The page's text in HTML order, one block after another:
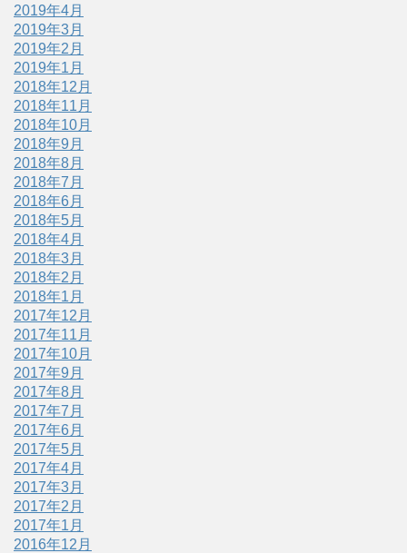
2019年4月
2019年3月
2019年2月
2019年1月
2018年12月
2018年11月
2018年10月
2018年9月
2018年8月
2018年7月
2018年6月
2018年5月
2018年4月
2018年3月
2018年2月
2018年1月
2017年12月
2017年11月
2017年10月
2017年9月
2017年8月
2017年7月
2017年6月
2017年5月
2017年4月
2017年3月
2017年2月
2017年1月
2016年12月